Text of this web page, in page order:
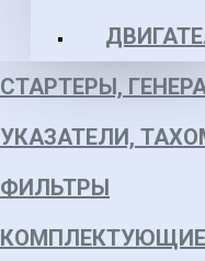
СТАРТЕРЫ,
УКАЗАТЕЛИ,
ФИЛЬТРЫ